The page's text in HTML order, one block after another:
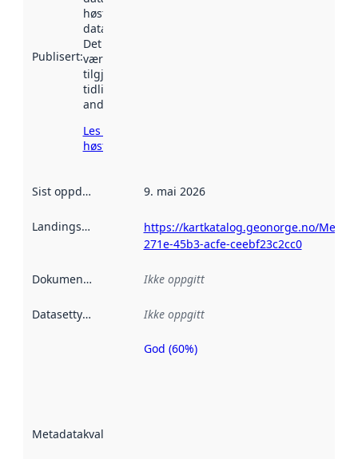
Publisert:
høstet av
data.norge.no.
Det kan ha
vært
tilgjengelig
tidligere
andre steder.
Les mer om
høsting her
Sist oppdatert 9. mai 2026
Landingsside
https://kartkatalog.geonorge.no/
271e-45b3-acfe-ceebf23c2cc0
Dokumentasjon Ikke oppgitt
Datasettype Ikke oppgitt
Metadatakvalitet
Metadatakvalitet
God (60%)